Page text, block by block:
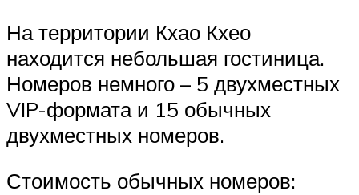
На территории Кхао Кхео
находится небольшая гостиница.
Номеров немного – 5 двухместных
VIP-формата и 15 обычных
двухместных номеров.
Стоимость обычных номеров: